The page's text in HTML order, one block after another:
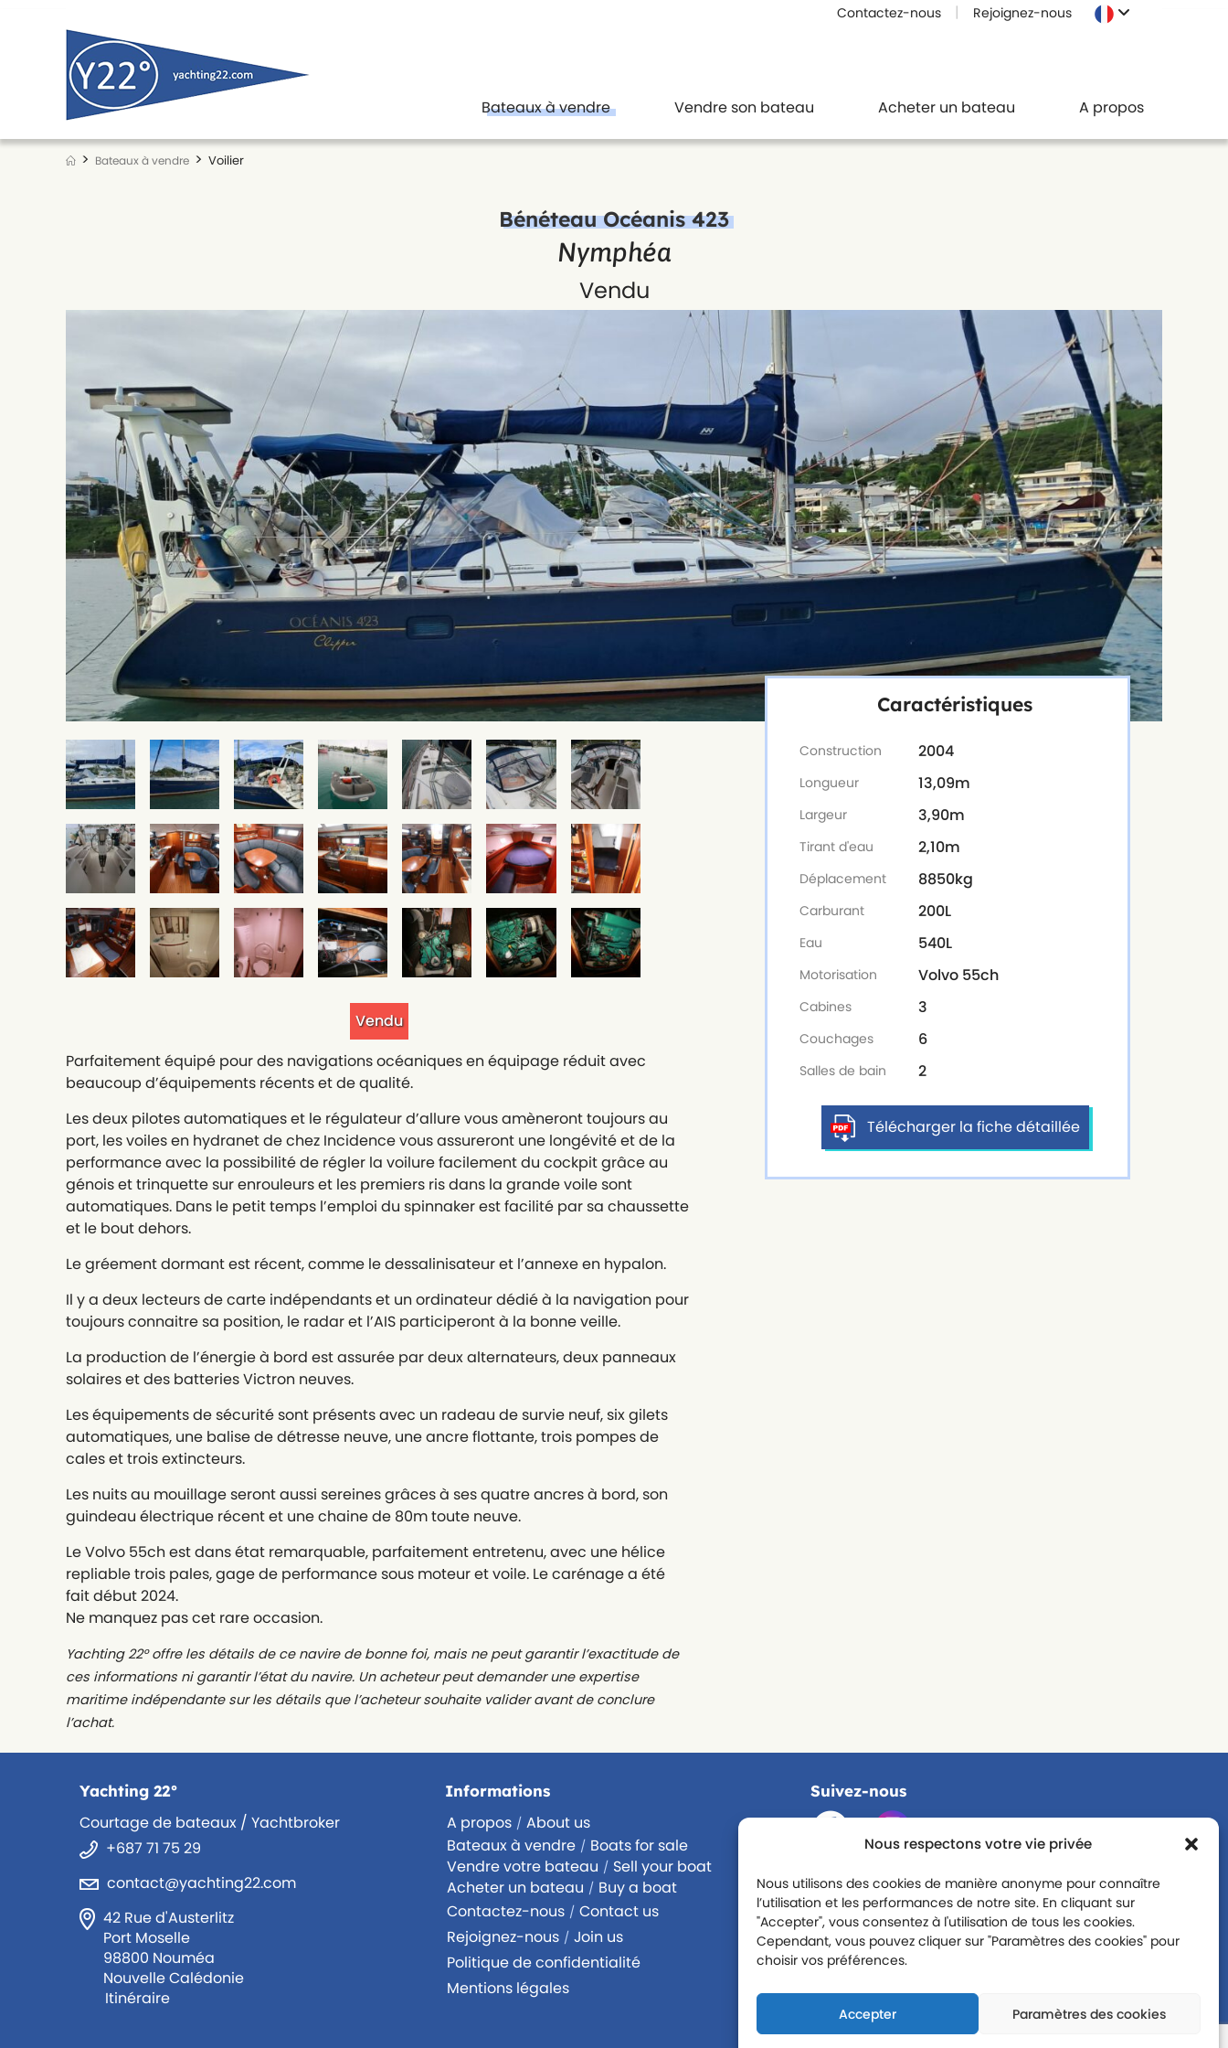
Nous respectons votre vie privée
Nous utilisons des cookies de manière anonyme pour connaître
l’utilisation et les performances de notre site. En cliquant sur
"Accepter", vous consentez à l'utilisation de tous les cookies.
Cependant, vous pouvez cliquer sur "Paramètres des cookies" pour
choisir vos préférences.
Accepter Paramètres des cookies
Contactez-nous Rejoignez-nous
Bateaux à vendre Vendre son bateau Acheter un bateau A propos
> Bateaux à vendre > Voilier
Bénéteau Océanis 423
Nymphéa
Vendu
Caractéristiques
Construction 2004
Longueur 13,09m
Largeur 3,90m
Tirant d'eau 2,10m
Déplacement 8850kg
Carburant 200L
Eau 540L
Motorisation Volvo 55ch
Cabines 3
Couchages 6
Salles de bain 2
Télécharger la fiche détaillée
Vendu
Parfaitement équipé pour des navigations océaniques en équipage réduit avec
beaucoup d’équipements récents et de qualité.
Les deux pilotes automatiques et le régulateur d’allure vous amèneront toujours au
port, les voiles en hydranet de chez Incidence vous assureront une longévité et de la
performance avec la possibilité de régler la voilure facilement du cockpit grâce au
génois et trinquette sur enrouleurs et les premiers ris dans la grande voile sont
automatiques. Dans le petit temps l’emploi du spinnaker est facilité par sa chaussette
et le bout dehors.
Le gréement dormant est récent, comme le dessalinisateur et l’annexe en hypalon.
Il y a deux lecteurs de carte indépendants et un ordinateur dédié à la navigation pour
toujours connaitre sa position, le radar et l’AIS participeront à la bonne veille.
La production de l’énergie à bord est assurée par deux alternateurs, deux panneaux
solaires et des batteries Victron neuves.
Les équipements de sécurité sont présents avec un radeau de survie neuf, six gilets
automatiques, une balise de détresse neuve, une ancre flottante, trois pompes de
cales et trois extincteurs.
Les nuits au mouillage seront aussi sereines grâces à ses quatre ancres à bord, son
guindeau électrique récent et une chaine de 80m toute neuve.
Le Volvo 55ch est dans état remarquable, parfaitement entretenu, avec une hélice
repliable trois pales, gage de performance sous moteur et voile. Le carénage a été
fait début 2024.
Ne manquez pas cet rare occasion.
Yachting 22° offre les détails de ce navire de bonne foi, mais ne peut garantir l’exactitude de
ces informations ni garantir l’état du navire. Un acheteur peut demander une expertise
maritime indépendante sur les détails que l’acheteur souhaite valider avant de conclure
l’achat.
Yachting 22°
Courtage de bateaux / Yachtbroker
+687 71 75 29
contact@yachting22.com
42 Rue d'Austerlitz
Port Moselle
98800 Nouméa
Nouvelle Calédonie
Itinéraire
Informations
A propos / About us
Bateaux à vendre / Boats for sale
Vendre votre bateau / Sell your boat
Acheter un bateau / Buy a boat
Contactez-nous / Contact us
Rejoignez-nous / Join us
Politique de confidentialité
Mentions légales
Suivez-nous